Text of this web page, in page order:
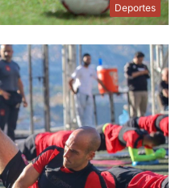
Deportes